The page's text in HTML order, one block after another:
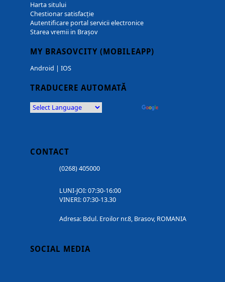
Harta sitului
Chestionar satisfacție
Autentificare portal servicii electronice
Starea vremii in Brașov
MY BRASOVCITY (MOBILEAPP)
Android | IOS
TRADUCERE AUTOMATĂ
CONTACT
(0268) 405000
LUNI-JOI: 07:30-16:00
VINERI: 07:30-13.30
Adresa: Bdul. Eroilor nr.8, Brasov, ROMANIA
SOCIAL MEDIA